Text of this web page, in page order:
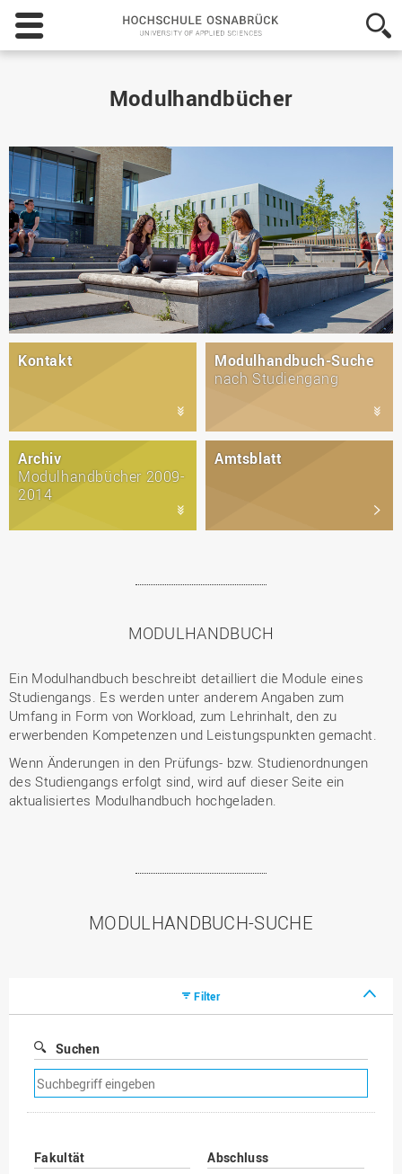
Hochschule
Osnabrück
-
Modulhandbücher
Kontakt
Modulhandbuch-Suche
nach Studiengang
Archiv
Modulhandbücher 2009-
2014
Amtsblatt
MODULHANDBUCH
Ein Modulhandbuch beschreibt detailliert die Module eines
Studiengangs. Es werden unter anderem Angaben zum
Umfang in Form von Workload, zum Lehrinhalt, den zu
erwerbenden Kompetenzen und Leistungspunkten gemacht.
Wenn Änderungen in den Prüfungs- bzw. Studienordnungen
des Studiengangs erfolgt sind, wird auf dieser Seite ein
aktualisiertes Modulhandbuch hochgeladen.
MODULHANDBUCH-SUCHE
Filter
Suchen
Suchfilter
entfernen
Fakultät
Abschluss